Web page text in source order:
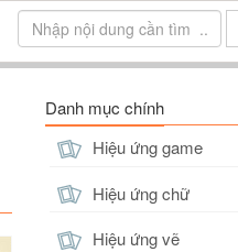
Danh mục chính
Hiệu ứng game
Hiệu ứng chữ
Hiệu ứng vẽ